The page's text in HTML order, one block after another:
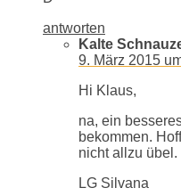
antworten
Kalte
9. März 2015
Hi Klaus,
na, ein
bekommen.
nicht allzu übel.
LG Silvana